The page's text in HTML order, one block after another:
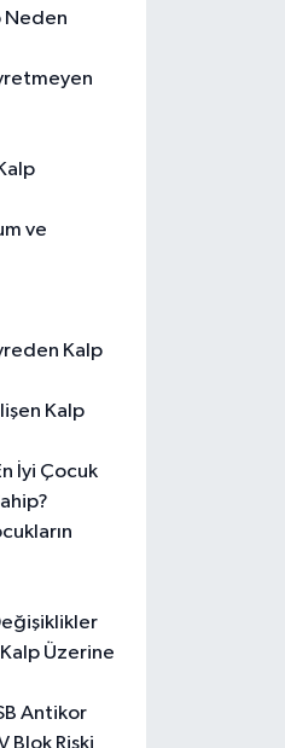
Neden
ve
Kalp
Kalp
İyi Çocuk
Üzerine
Antikor
Blok Riski